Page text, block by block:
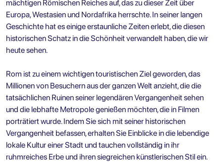
mächtigen Römischen Reiches auf, das zu dieser Zeit über
Europa, Westasien und Nordafrika herrschte. In seiner langen
Geschichte hat es einige erstaunliche Zeiten erlebt, die diesen
historischen Schatz in die Schönheit verwandelt haben, die wir
heute sehen.
Rom ist zu einem wichtigen touristischen Ziel geworden, das
Millionen von Besuchern aus der ganzen Welt anzieht, die die
tatsächlichen Ruinen seiner legendären Vergangenheit sehen
und die lebhafte Metropole genießen möchten, die in Filmen
porträtiert wurde. Indem Sie sich mit seiner historischen
Vergangenheit befassen, erhalten Sie Einblicke in die lebendige
lokale Kultur einer Stadt und tauchen vollständig in ihr
ruhmreiches Erbe und ihren siegreichen künstlerischen Stil ein.